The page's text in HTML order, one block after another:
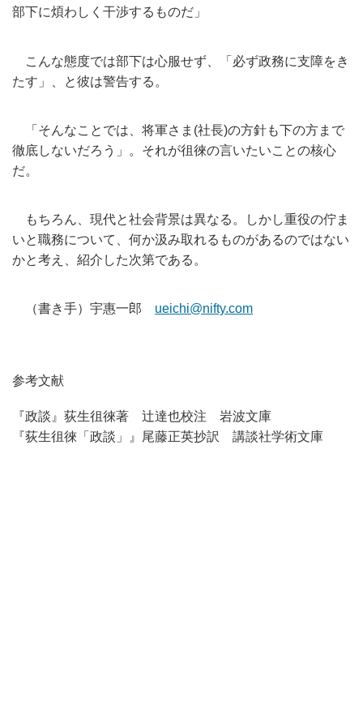
部下に煩わしく干渉するものだ」
こんな態度では部下は心服せず、「必ず政務に支障をき
たす」、
と彼は警告する。
「そんなことでは、将軍さま(社長)の方針も下の方まで
徹底しないだろう」。 それが徂徠の言いたいことの核心
だ。
もちろん、現代と社会背景は異なる。
しかし重役の佇ま
いと職務について、 何か汲み取れるものがあるのではない
かと考え、 紹介した次第である。
（書き手）宇惠一郎 ueichi@nifty.com
参考文献
『政談』荻生徂徠著 辻達也校注 岩波文庫
『荻生徂徠「政談」』尾藤正英抄訳 講談社学術文庫